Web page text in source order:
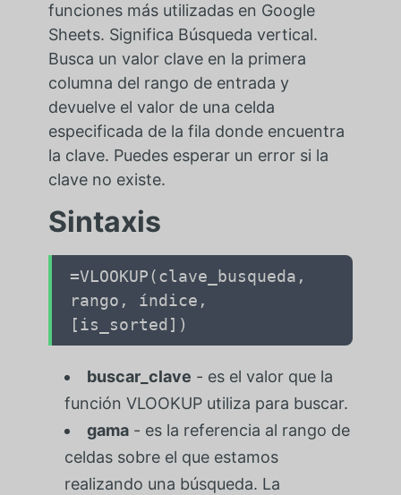
funciones más utilizadas en Google
Sheets. Significa Búsqueda vertical.
Busca un valor clave en la primera
columna del rango de entrada y
devuelve el valor de una celda
especificada de la fila donde encuentra
la clave. Puedes esperar un error si la
clave no existe.
Sintaxis
=VLOOKUP(clave_busqueda,
rango, índice,
[is_sorted])
buscar_clave - es el valor que la
función VLOOKUP utiliza para buscar.
gama- es la referencia al rango de
celdas sobre el que estamos
realizando una búsqueda. La